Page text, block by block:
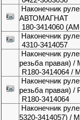
Наконечник
АВТОМАГНАТ
180-3414060
Наконечник
4310-3414057
Наконечник
резьба правая) /
R180-3414064 /
Наконечник
резьба правая)
R180-3414064
Наконечник
5320-3414057) /